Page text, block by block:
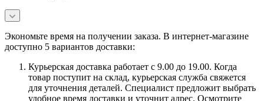
Экономьте время на получении заказа. В интернет-магазине
доступно 5 вариантов доставки:
Курьерская доставка работает с 9.00 до 19.00. Когда
товар поступит на склад, курьерская служба свяжется
для уточнения деталей. Специалист предложит выбрать
удобное время доставки и уточнит адрес. Осмотрите